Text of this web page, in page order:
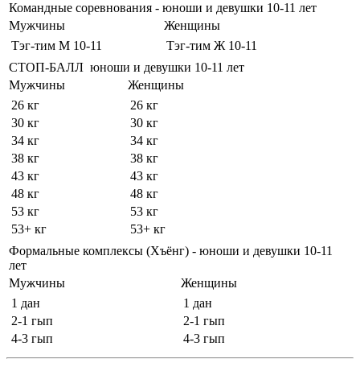
Командные соревнования - юноши и девушки 10-11 лет
Мужчины
Женщины
Тэг-тим М 10-11
Тэг-тим Ж 10-11
СТОП-БАЛЛ юноши и девушки 10-11 лет
Мужчины
Женщины
26 кг
30 кг
34 кг
38 кг
43 кг
48 кг
53 кг
53+ кг
26 кг
30 кг
34 кг
38 кг
43 кг
48 кг
53 кг
53+ кг
Формальные комплексы (Хъёнг) - юноши и девушки 10-11
лет
Мужчины
Женщины
1 дан
2-1 гып
4-3 гып
1 дан
2-1 гып
4-3 гып